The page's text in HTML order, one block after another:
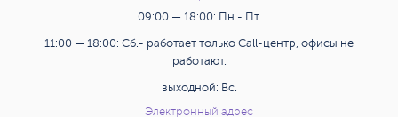
09:00 — 18:00: Пн - Пт.
11:00 — 18:00: Сб.- работает только Call-центр, офисы не
работают.
выходной: Вс.
Электронный адрес